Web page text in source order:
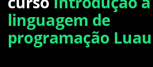
linguagem de
programação Luau